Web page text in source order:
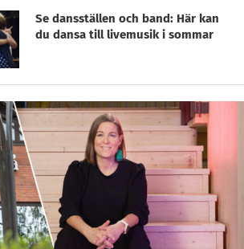
Se dansställen och band: Här kan
du dansa till livemusik i sommar